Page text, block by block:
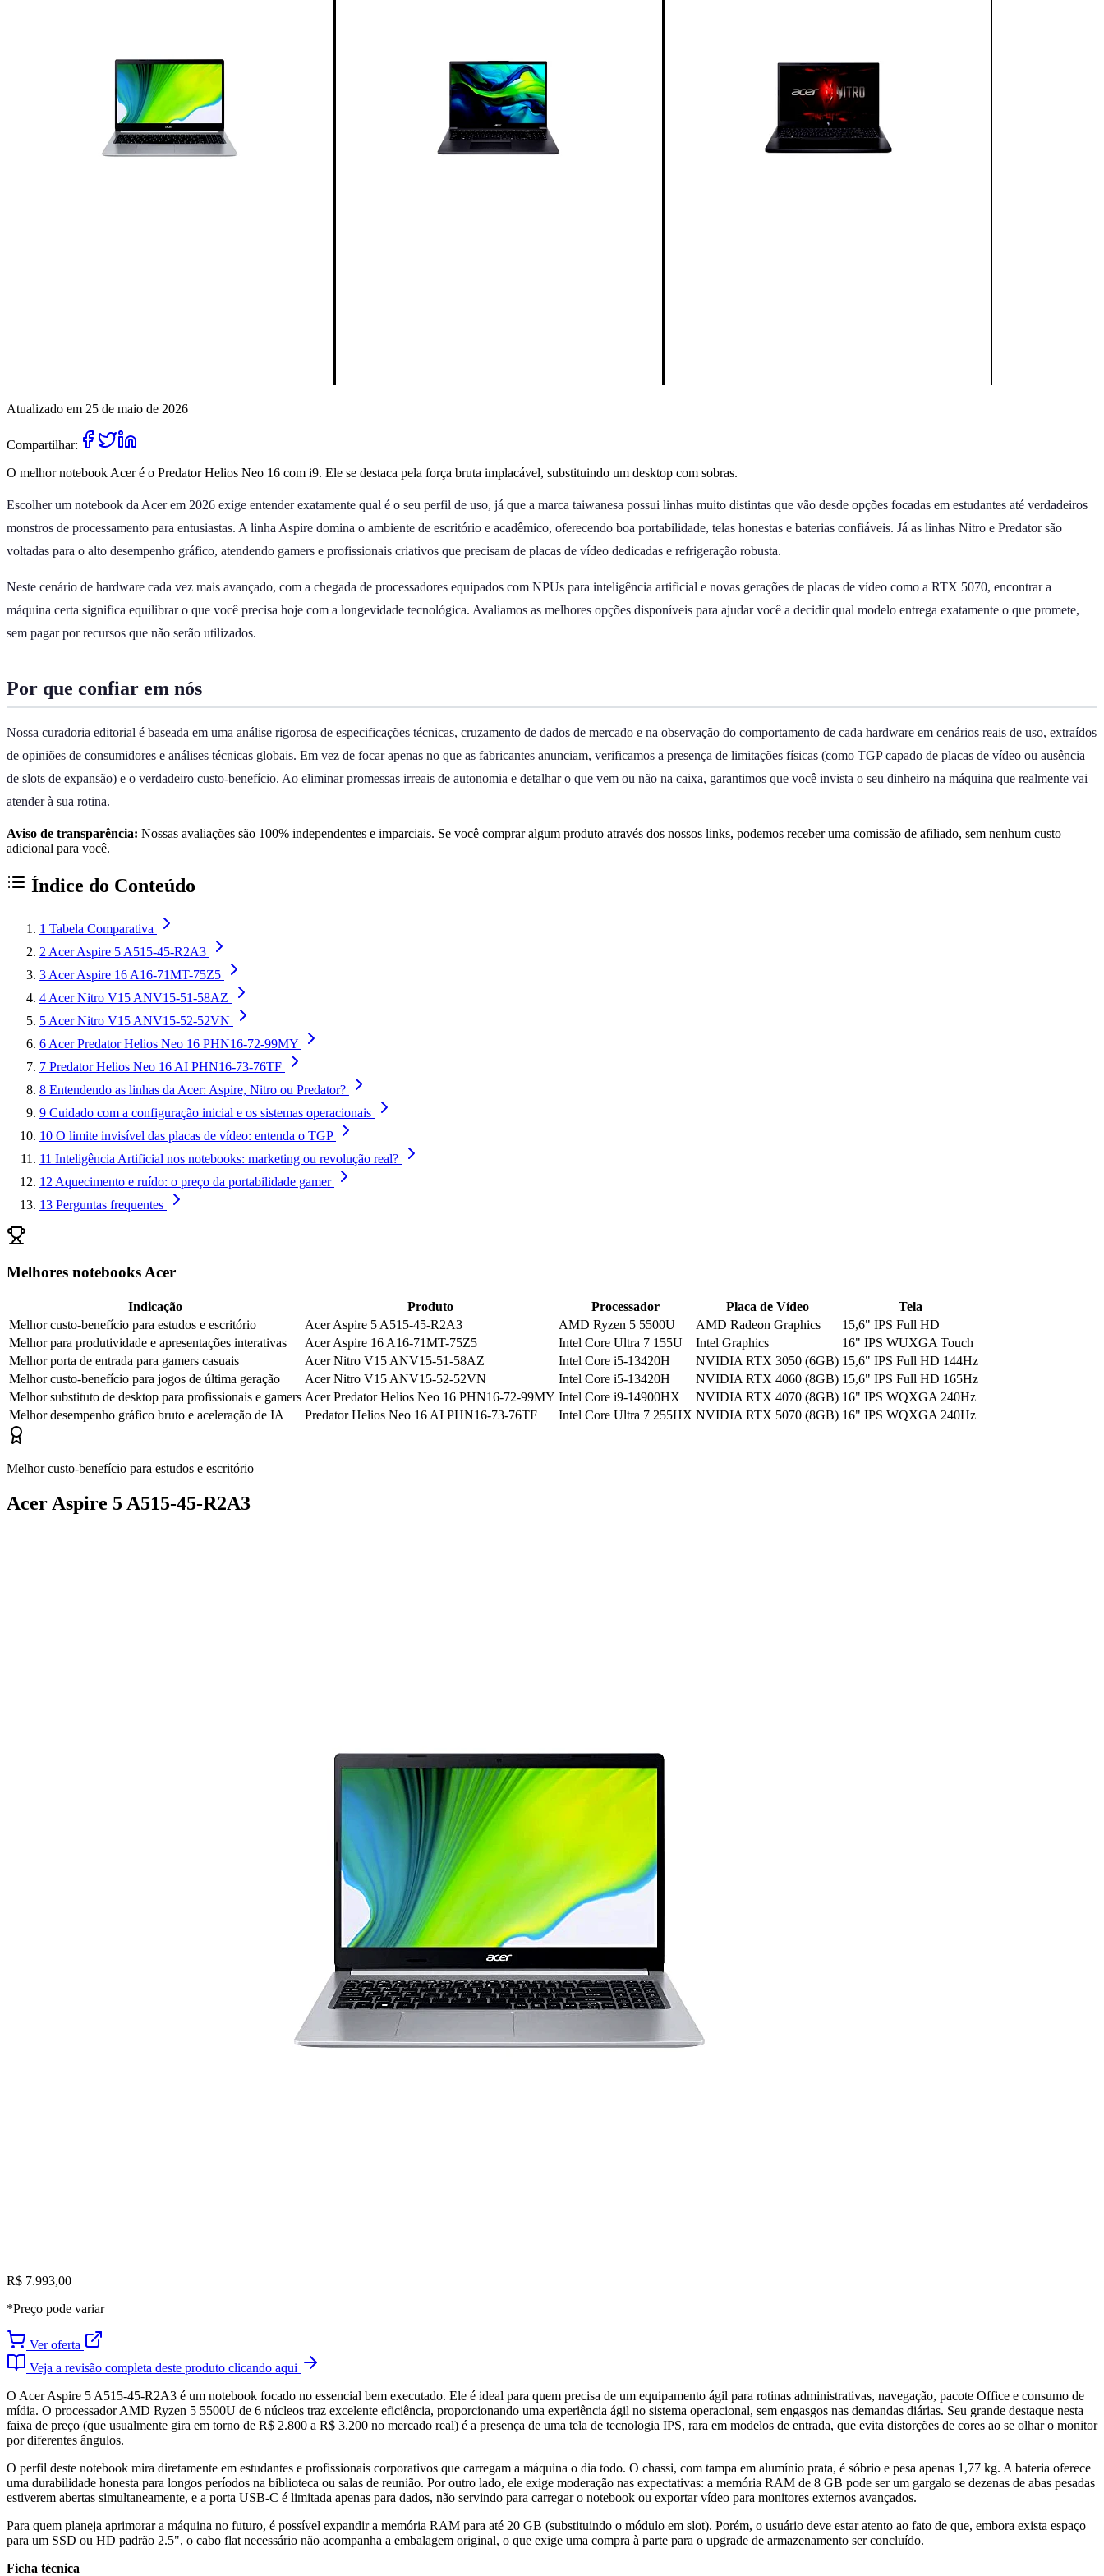
Atualizado em 25 de maio de 2026
Compartilhar:
O melhor notebook Acer é o Predator Helios Neo 16 com i9. Ele se destaca pela força bruta implacável, substituindo um desktop com sobras.
Escolher um notebook da Acer em 2026 exige entender exatamente qual é o seu perfil de uso, já que a marca taiwanesa possui linhas muito distintas que vão desde opções focadas em estudantes até verdadeiros
monstros de processamento para entusiastas. A linha Aspire domina o ambiente de escritório e acadêmico, oferecendo boa portabilidade, telas honestas e baterias confiáveis. Já as linhas Nitro e Predator são
voltadas para o alto desempenho gráfico, atendendo gamers e profissionais criativos que precisam de placas de vídeo dedicadas e refrigeração robusta.
Neste cenário de hardware cada vez mais avançado, com a chegada de processadores equipados com NPUs para inteligência artificial e novas gerações de placas de vídeo como a RTX 5070, encontrar a
máquina certa significa equilibrar o que você precisa hoje com a longevidade tecnológica. Avaliamos as melhores opções disponíveis para ajudar você a decidir qual modelo entrega exatamente o que promete,
sem pagar por recursos que não serão utilizados.
Por que confiar em nós
Nossa curadoria editorial é baseada em uma análise rigorosa de especificações técnicas, cruzamento de dados de mercado e na observação do comportamento de cada hardware em cenários reais de uso, extraídos
de opiniões de consumidores e análises técnicas globais. Em vez de focar apenas no que as fabricantes anunciam, verificamos a presença de limitações físicas (como TGP capado de placas de vídeo ou ausência
de slots de expansão) e o verdadeiro custo-benefício. Ao eliminar promessas irreais de autonomia e detalhar o que vem ou não na caixa, garantimos que você invista o seu dinheiro na máquina que realmente vai
atender à sua rotina.
Aviso de transparência: Nossas avaliações são 100% independentes e imparciais. Se você comprar algum produto através dos nossos links, podemos receber uma comissão de afiliado, sem nenhum custo
adicional para você.
Índice do Conteúdo
1 Tabela Comparativa
2 Acer Aspire 5 A515-45-R2A3
3 Acer Aspire 16 A16-71MT-75Z5
4 Acer Nitro V15 ANV15-51-58AZ
5 Acer Nitro V15 ANV15-52-52VN
6 Acer Predator Helios Neo 16 PHN16-72-99MY
7 Predator Helios Neo 16 AI PHN16-73-76TF
8 Entendendo as linhas da Acer: Aspire, Nitro ou Predator?
9 Cuidado com a configuração inicial e os sistemas operacionais
10 O limite invisível das placas de vídeo: entenda o TGP
11 Inteligência Artificial nos notebooks: marketing ou revolução real?
12 Aquecimento e ruído: o preço da portabilidade gamer
13 Perguntas frequentes
Melhores notebooks Acer
Indicação Produto Processador Placa de Vídeo
Tela
Melhor custo-benefício para estudos e escritório
Acer Aspire 5 A515-45-R2A3 AMD Ryzen 5 5500U AMD Radeon Graphics
15,6" IPS Full HD
Melhor para produtividade e apresentações interativas
Acer Aspire 16 A16-71MT-75Z5 Intel Core Ultra 7 155U Intel Graphics
16" IPS WUXGA Touch
Melhor porta de entrada para gamers casuais
Acer Nitro V15 ANV15-51-58AZ Intel Core i5-13420H NVIDIA RTX 3050 (6GB) 15,6" IPS Full HD 144Hz
Melhor custo-benefício para jogos de última geração
Acer Nitro V15 ANV15-52-52VN Intel Core i5-13420H NVIDIA RTX 4060 (8GB) 15,6" IPS Full HD 165Hz
Melhor substituto de desktop para profissionais e gamers Acer Predator Helios Neo 16 PHN16-72-99MY Intel Core i9-14900HX NVIDIA RTX 4070 (8GB) 16" IPS WQXGA 240Hz
Melhor desempenho gráfico bruto e aceleração de IA
Predator Helios Neo 16 AI PHN16-73-76TF Intel Core Ultra 7 255HX NVIDIA RTX 5070 (8GB) 16" IPS WQXGA 240Hz
Melhor custo-benefício para estudos e escritório
Acer Aspire 5 A515-45-R2A3
R$ 7.993,00
*Preço pode variar
Ver oferta
Veja a revisão completa deste produto clicando aqui
O Acer Aspire 5 A515-45-R2A3 é um notebook focado no essencial bem executado. Ele é ideal para quem precisa de um equipamento ágil para rotinas administrativas, navegação, pacote Office e consumo de
mídia. O processador AMD Ryzen 5 5500U de 6 núcleos traz excelente eficiência, proporcionando uma experiência ágil no sistema operacional, sem engasgos nas demandas diárias. Seu grande destaque nesta
faixa de preço (que usualmente gira em torno de R$ 2.800 a R$ 3.200 no mercado real) é a presença de uma tela de tecnologia IPS, rara em modelos de entrada, que evita distorções de cores ao se olhar o monitor
por diferentes ângulos.
O perfil deste notebook mira diretamente em estudantes e profissionais corporativos que carregam a máquina o dia todo. O chassi, com tampa em alumínio prata, é sóbrio e pesa apenas 1,77 kg. A bateria oferece
uma durabilidade honesta para longos períodos na biblioteca ou salas de reunião. Por outro lado, ele exige moderação nas expectativas: a memória RAM de 8 GB pode ser um gargalo se dezenas de abas pesadas
estiverem abertas simultaneamente, e a porta USB-C é limitada apenas para dados, não servindo para carregar o notebook ou exportar vídeo para monitores externos avançados.
Para quem planeja aprimorar a máquina no futuro, é possível expandir a memória RAM para até 20 GB (substituindo o módulo em slot). Porém, o usuário deve estar atento ao fato de que, embora exista espaço
para um SSD ou HD padrão 2.5", o cabo flat necessário não acompanha a embalagem original, o que exige uma compra à parte para o upgrade de armazenamento ser concluído.
Ficha técnica